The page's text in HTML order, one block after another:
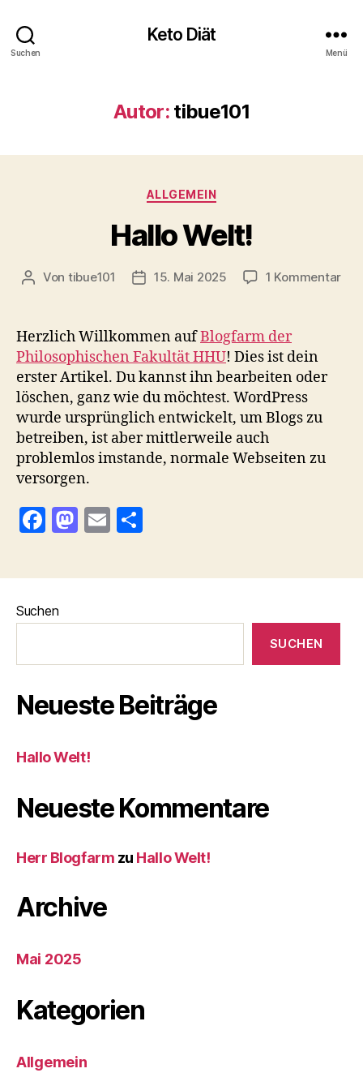
Suchen
Keto Diät
Menü
Autor: tibue101
Kategorien
ALLGEMEIN
Hallo Welt!
Beitragsautor
Von tibue101 Veröffentlichungsdatum
15. Mai 2025 1 Kommentarzu
Herzlich Willkommen aufBlogfarm der
Philosophischen Fakultät HHU! Dies ist dein
erster Artikel. Du kannst ihn bearbeiten oder
löschen, ganz wie du möchtest. WordPress
wurde ursprünglich entwickelt, um Blogs zu
betreiben, ist aber mittlerweile auch
problemlos imstande, normale Webseiten zu
versorgen.
F
c
b
o
k
M
to
o
E
ai le
Suchen
SUCHEN
Neueste Beiträge
Hallo Welt!
Neueste Kommentare
Herr Blogfarm zu Hallo Welt!
Archive
Mai 2025
Kategorien
Allgemein